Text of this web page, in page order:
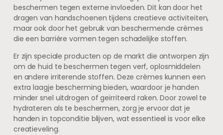
beschermen tegen externe invloeden. Dit kan door het
dragen van handschoenen tijdens creatieve activiteiten,
maar ook door het gebruik van beschermende crèmes
die een barrière vormen tegen schadelijke stoffen.
Er zijn speciale producten op de markt die ontworpen zijn
om de huid te beschermen tegen verf, oplosmiddelen
en andere irriterende stoffen. Deze crèmes kunnen een
extra laagje bescherming bieden, waardoor je handen
minder snel uitdrogen of geïrriteerd raken. Door zowel te
hydrateren als te beschermen, zorg je ervoor dat je
handen in topconditie blijven, wat essentieel is voor elke
creatieveling.